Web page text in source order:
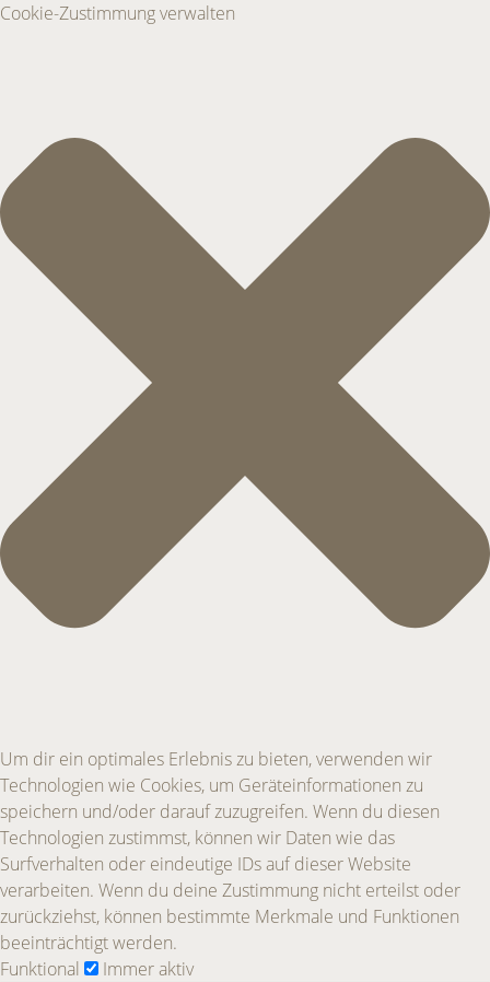
Cookie-Zustimmung verwalten
Um dir ein optimales Erlebnis zu bieten, verwenden wir
Technologien wie Cookies, um Geräteinformationen zu
speichern und/oder darauf zuzugreifen. Wenn du diesen
Technologien zustimmst, können wir Daten wie das
Surfverhalten oder eindeutige IDs auf dieser Website
verarbeiten. Wenn du deine Zustimmung nicht erteilst oder
zurückziehst, können bestimmte Merkmale und Funktionen
beeinträchtigt werden.
Funktional
Funktional
Immer aktiv